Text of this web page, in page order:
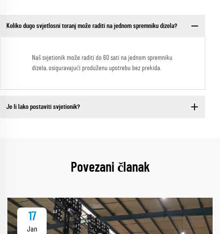
Koliko dugo svjetlosni toranj može raditi na jednom spremniku dizela?
Naš svjetionik može raditi do 60 sati na jednom spremniku
dizela, osiguravajući produženu upotrebu bez prekida.
Je li lako postaviti svjetionik?
Povezani članak
17
Jan